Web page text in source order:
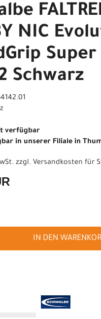
NIC
Super
Schwarz
verfügbar
in unserer Filiale in
zzgl. Versandkosten für
IN DEN